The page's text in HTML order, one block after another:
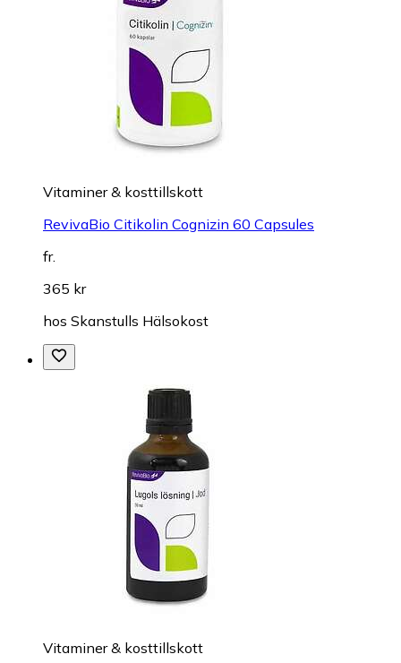
Vitaminer & kosttillskott
RevivaBio Citikolin Cognizin 60 Capsules
fr.
365 kr
hos Skanstulls Hälsokost
Vitaminer & kosttillskott